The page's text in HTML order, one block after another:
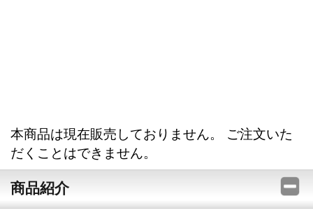
本商品は現在販売しておりません。 ご注文いた
だくことはできません。
商品紹介